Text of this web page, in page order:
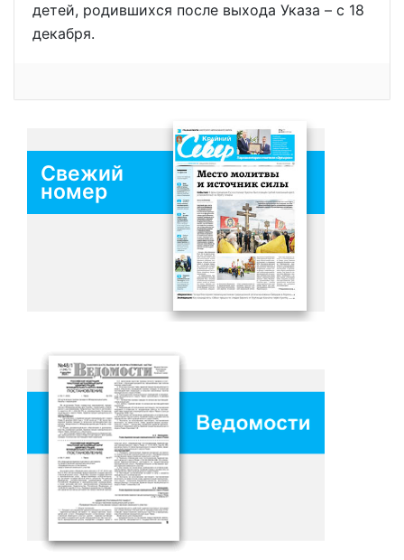
детей, родившихся после выхода Указа – с 18
декабря.
Свежий
номер